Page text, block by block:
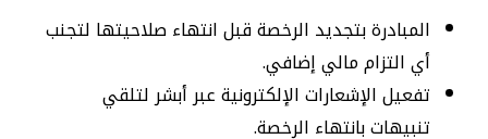
المبادرة بتجديد الرخصة قبل انتهاء صلاحيتها لتجنب
أي التزام مالي إضافي.
تفعيل الإشعارات الإلكترونية عبر أبشر لتلقي
تنبيهات بانتهاء الرخصة.